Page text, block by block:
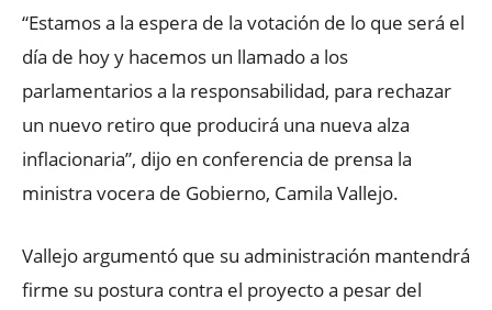
“Estamos a la espera de la votación de lo que será el
día de hoy y hacemos un llamado a los
parlamentarios a la responsabilidad, para rechazar
un nuevo retiro que producirá una nueva alza
inflacionaria”, dijo en conferencia de prensa la
ministra vocera de Gobierno, Camila Vallejo.
Vallejo argumentó que su administración mantendrá
firme su postura contra el proyecto a pesar del